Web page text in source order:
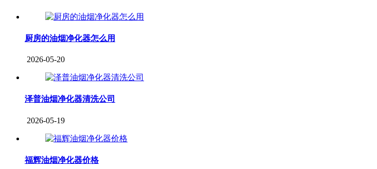
厨房的油烟净化器怎么用
2026-05-20
泽普油烟净化器清洗公司
2026-05-19
福辉油烟净化器价格